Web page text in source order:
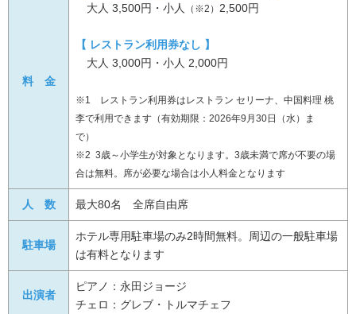
料 金
大人 3,500円・小人
（※2） 2,500円
【 レストラン利用券なし 】
大人 3,000円・小人 2,000円
※1 レストラン利用券はレストラン セリーナ、中国料理 桃
李で利用できます（有効期限：2026年9月30日（水）ま
で）
※2 3歳～小学生が対象となります。3歳未満で席が不要の場
合は無料。席が必要な場合は小人料金となります
人 数 最大80名 全席自由席
駐車場
ホテル専用駐車場のみ2時間無料。周辺の一般駐車場
は有料となります
出演者
ピアノ：永田ジョージ
チェロ：グレブ・トルマチェフ